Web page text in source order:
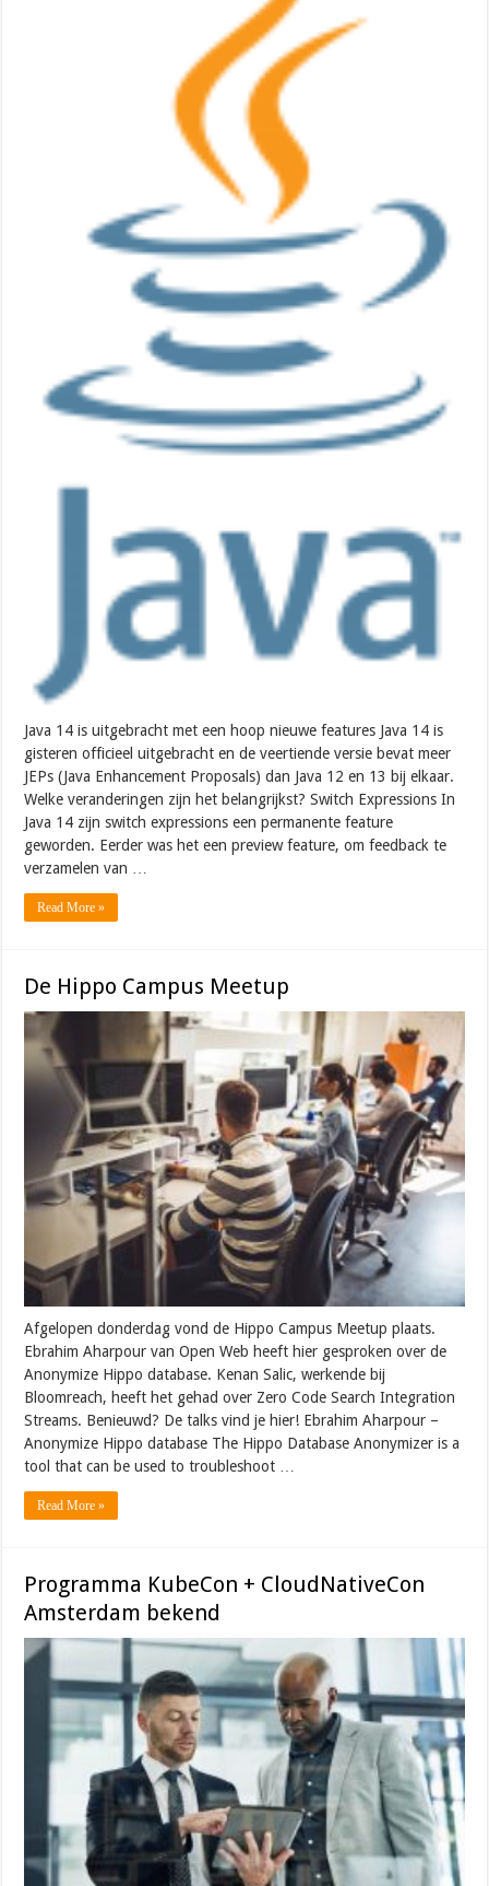
Java 14 is uitgebracht met een hoop nieuwe features Java 14 is
gisteren officieel uitgebracht en de veertiende versie bevat meer
JEPs (Java Enhancement Proposals) dan Java 12 en 13 bij elkaar.
Welke veranderingen zijn het belangrijkst? Switch Expressions In
Java 14 zijn switch expressions een permanente feature
geworden. Eerder was het een preview feature, om feedback te
verzamelen van …
Read More »
De Hippo Campus Meetup
Afgelopen donderdag vond de Hippo Campus Meetup plaats.
Ebrahim Aharpour van Open Web heeft hier gesproken over de
Anonymize Hippo database. Kenan Salic, werkende bij
Bloomreach, heeft het gehad over Zero Code Search Integration
Streams. Benieuwd? De talks vind je hier! Ebrahim Aharpour –
Anonymize Hippo database The Hippo Database Anonymizer is a
tool that can be used to troubleshoot …
Read More »
Programma KubeCon + CloudNativeCon
Amsterdam bekend